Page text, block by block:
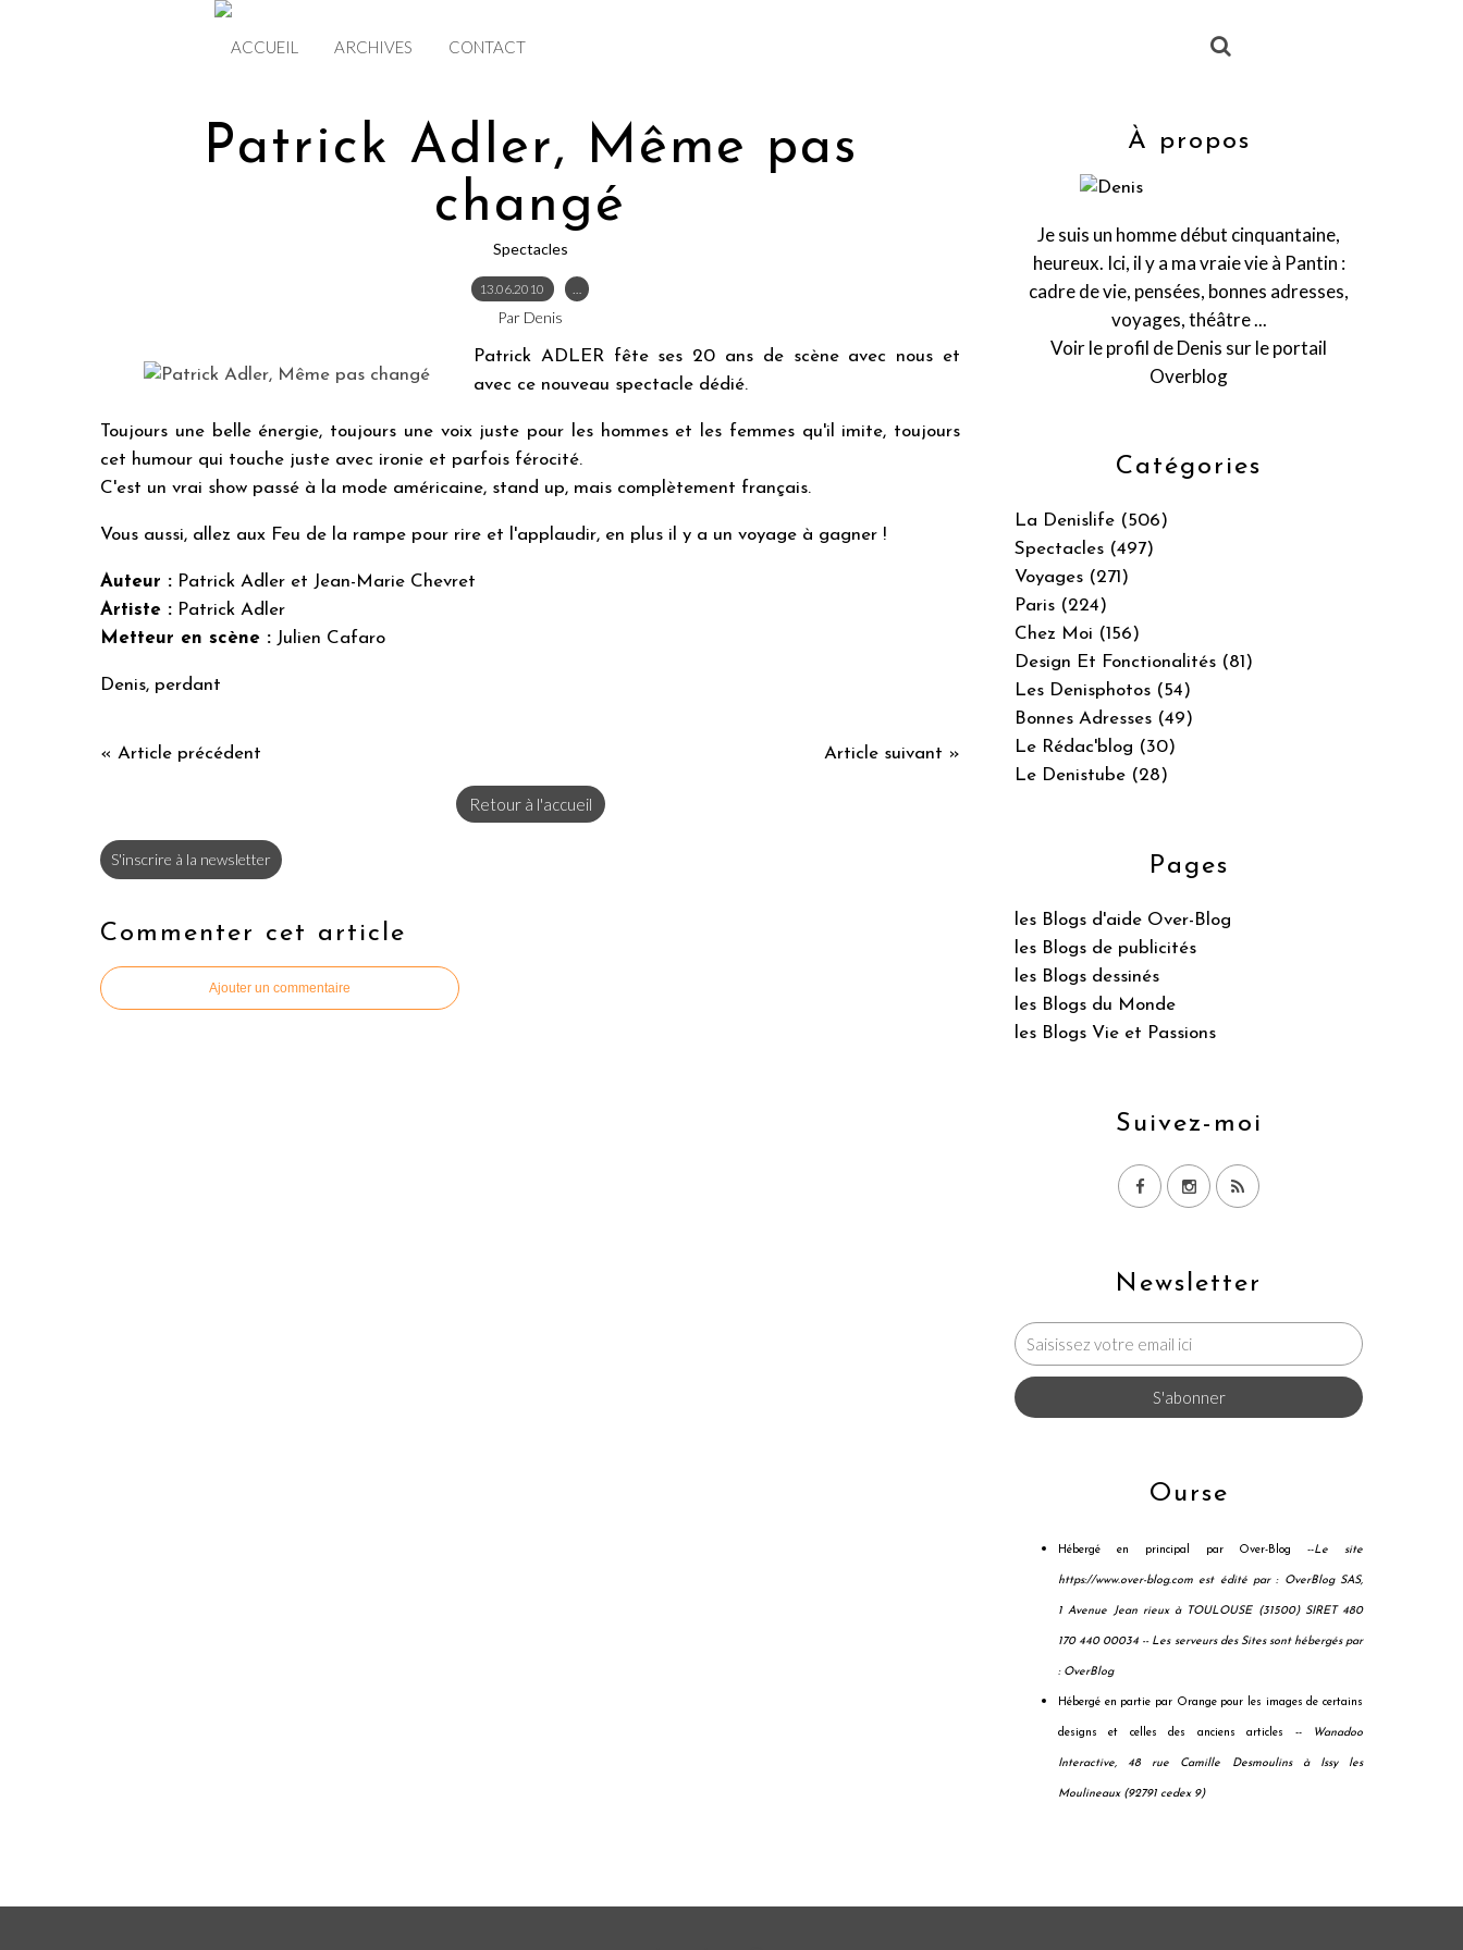
ACCUEIL ARCHIVES CONTACT
Patrick Adler, Même pas
changé
Spectacles
13.06.2010 …
Par Denis
Patrick ADLER fête ses 20 ans de scène avec nous et
avec ce nouveau spectacle dédié.
Toujours une belle énergie, toujours une voix juste pour les hommes et les femmes qu'il imite, toujours
cet humour qui touche juste avec ironie et parfois férocité.
C'est un vrai show passé à la mode américaine, stand up, mais complètement français.
Vous aussi, allez aux Feu de la rampe pour rire et l'applaudir, en plus il y a un voyage à gagner !
Auteur : Patrick Adler et Jean-Marie Chevret
Artiste : Patrick Adler
Metteur en scène : Julien Cafaro
Denis, perdant
« Article précédent Article suivant »
Retour à l'accueil
S'inscrire à la newsletter
Commenter cet article
Ajouter un commentaire
Newsletter
Catégories
La Denislife (506)
Spectacles (497)
Voyages (271)
Paris (224)
Chez Moi (156)
Design Et Fonctionalités (81)
Les Denisphotos (54)
Bonnes Adresses (49)
Le Rédac'blog (30)
Le Denistube (28)
Pages
les Blogs d'aide Over-Blog
les Blogs de publicités
les Blogs dessinés
les Blogs du Monde
les Blogs Vie et Passions
Suivez-moi
À propos
Je suis un homme début cinquantaine,
heureux. Ici, il y a ma vraie vie à Pantin :
cadre de vie, pensées, bonnes adresses,
voyages, théâtre ...
Voir le profil deDenis sur le portail
Overblog
Ourse
Hébergé en principal par Over-Blog --Le site
https://www.over-blog.com est édité par : OverBlog SAS,
1 Avenue Jean rieux à TOULOUSE (31500) SIRET 480
170 440 00034 -- Les serveurs des Sites sont hébergés par
: OverBlog
Hébergé en partie par Orange pour les images de certains
designs et celles des anciens articles -- Wanadoo
Interactive, 48 rue Camille Desmoulins à Issy les
Moulineaux (92791 cedex 9)